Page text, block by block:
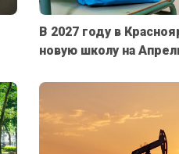
В 2027 году в
новую школу на